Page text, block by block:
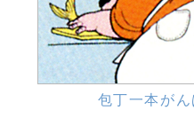
包丁一本がん